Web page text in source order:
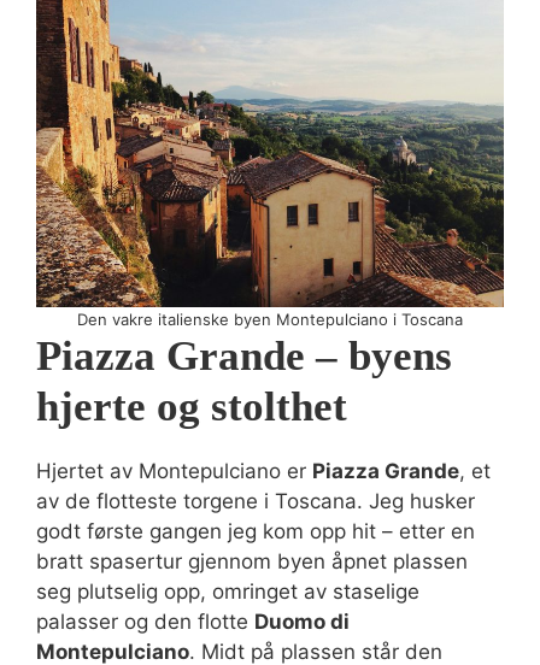
Den vakre italienske byen Montepulciano i Toscana
Piazza Grande – byens
hjerte og stolthet
Hjertet av Montepulciano er Piazza Grande, et
av de flotteste torgene i Toscana. Jeg husker
godt første gangen jeg kom opp hit – etter en
bratt spasertur gjennom byen åpnet plassen
seg plutselig opp, omringet av staselige
palasser og den flotte Duomo di
Montepulciano. Midt på plassen står den